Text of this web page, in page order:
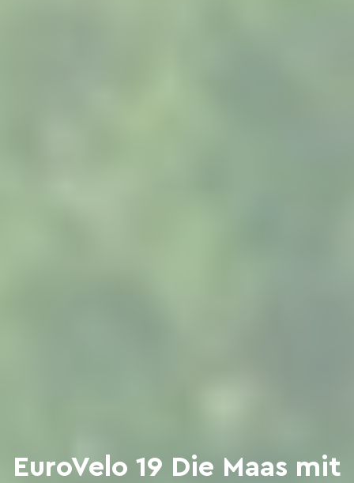
EuroVelo 19 Die Maas mit